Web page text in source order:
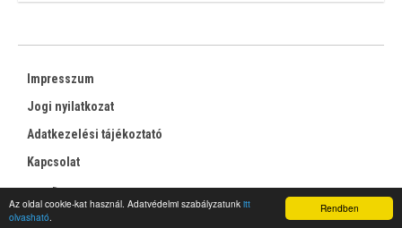
Rendben
Az oldal cookie-kat használ. Adatvédelmi szabályzatunk itt
olvasható.
Impresszum
Jogi nyilatkozat
Adatkezelési tájékoztató
Kapcsolat